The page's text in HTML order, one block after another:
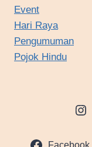
Event
Hari Raya
Pengumuman
Pojok Hindu
Facebook